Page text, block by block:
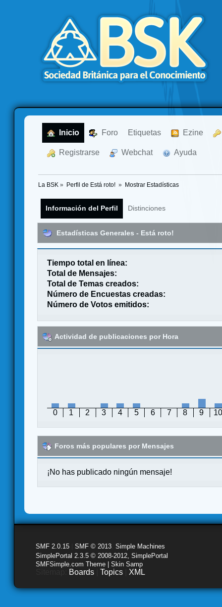
Inicio Foro Etiquetas Ezine
Registrarse Webchat Ayuda
La BSK » Perfil de Está roto! » Mostrar Estadísticas
Información del Perfil Distinciones
Estadísticas Generales - Está roto!
Tiempo total en línea:
Total de Mensajes:
Total de Temas creados:
Número de Encuestas creadas:
Número de Votos emitidos:
Actividad de publicaciones por Hora
0 1 2 3 4 5 6 7 8 9 10
Foros más populares por Mensajes
¡No has publicado ningún mensaje!
SMF 2.0.15 SMF © 2013 Simple Machines
SimplePortal 2.3.5 © 2008-2012, SimplePortal
SMFSimple.com Theme | Skin Samp
Boards Topics XML